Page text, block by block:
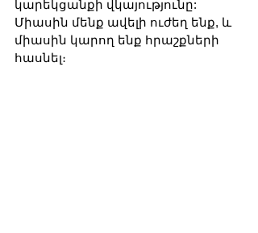
կարեկցանքի վկայությունը:
Միասին մենք ավելի ուժեղ ենք, և
միասին կարող ենք հրաշքների
հասնել։